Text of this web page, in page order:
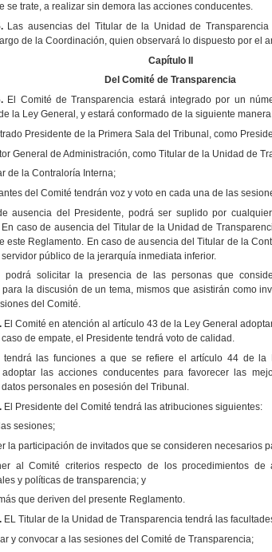
se trate, a realizar sin demora las acciones conducentes.
Las ausencias del Titular de la Unidad de
de la Coordinación, quien observará lo dispuesto por el
Capítulo II
Del Comité de Transparencia
El Comité de Transparencia estará integrado por un
la Ley General, y estará conformado de la siguiente
Presidente de la Primera Sala del Tribunal, como
General de Administración, como Titular de la Unidad de
de la Contraloría Interna;
del Comité tendrán voz y voto en cada una de las
ausencia del Presidente, podrá ser suplido por
En caso de ausencia del Titular de la Unidad de
este Reglamento. En caso de ausencia del Titular de la
público de la jerarquía inmediata inferior.
podrá solicitar la presencia de las personas que
la discusión de un tema, mismos que asistirán como
del Comité.
El Comité en atención al artículo 43 de la Ley General
caso de empate, el Presidente tendrá voto de calidad.
tendrá las funciones a que se refiere el artículo 44 de la
las acciones conducentes para favorecer las
personales en posesión del Tribunal.
El Presidente del Comité tendrá las atribuciones siguientes:
sesiones;
la participación de invitados que se consideren necesarios
al Comité criterios respecto de los procedimientos de
y políticas de transparencia; y
que deriven del presente Reglamento.
EL Titular de la Unidad de Transparencia tendrá las
y convocar a las sesiones del Comité de Transparencia;